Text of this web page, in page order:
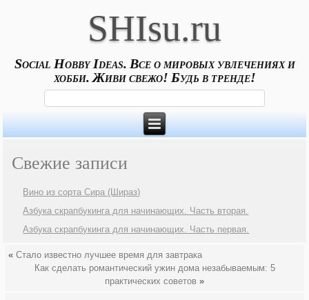
SHIsu.ru
Social Hobby Ideas. Все о мировых увлечениях и
хобби. Живи свежо! Будь в тренде!
Свежие записи
Вино из сорта Сира (Шираз)
Азбука скрапбукинга для начинающих. Часть вторая.
Азбука скрапбукинга для начинающих. Часть первая.
«Стало известно лучшее время для завтрака
Как сделать романтический ужин дома незабываемым: 5
практических советов »